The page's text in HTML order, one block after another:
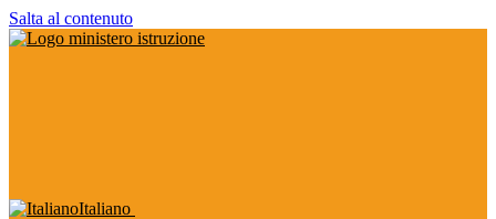
Salta al contenuto
Italiano